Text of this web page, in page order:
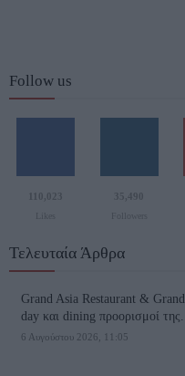
Follow us
110,023 35,490
Τελευταία Άρθρα
Grand Asia Restaurant &
day και dining προορισμοί της...
6 Αυγούστου 2026, 11:05